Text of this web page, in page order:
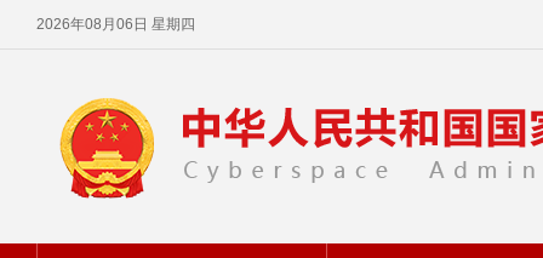
2026年08月06日 星期四